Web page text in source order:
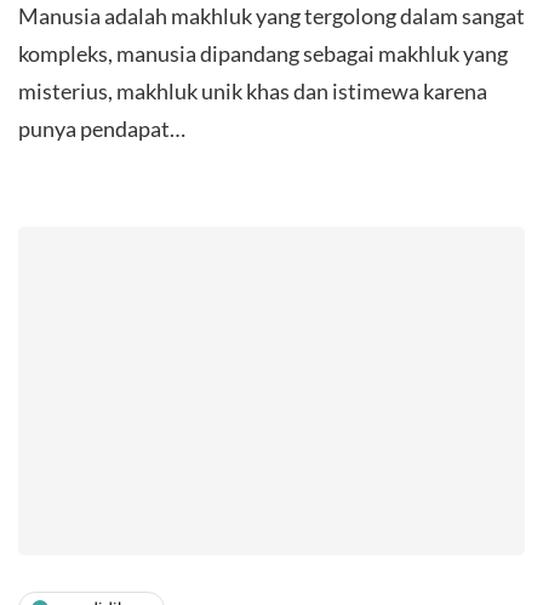
Manusia adalah makhluk yang tergolong dalam sangat
kompleks, manusia dipandang sebagai makhluk yang
misterius, makhluk unik khas dan istimewa karena
punya pendapat…